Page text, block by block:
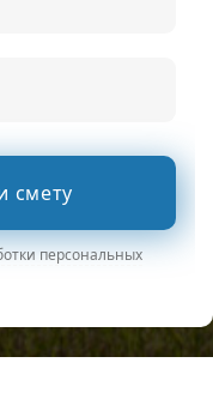
смету
персональных